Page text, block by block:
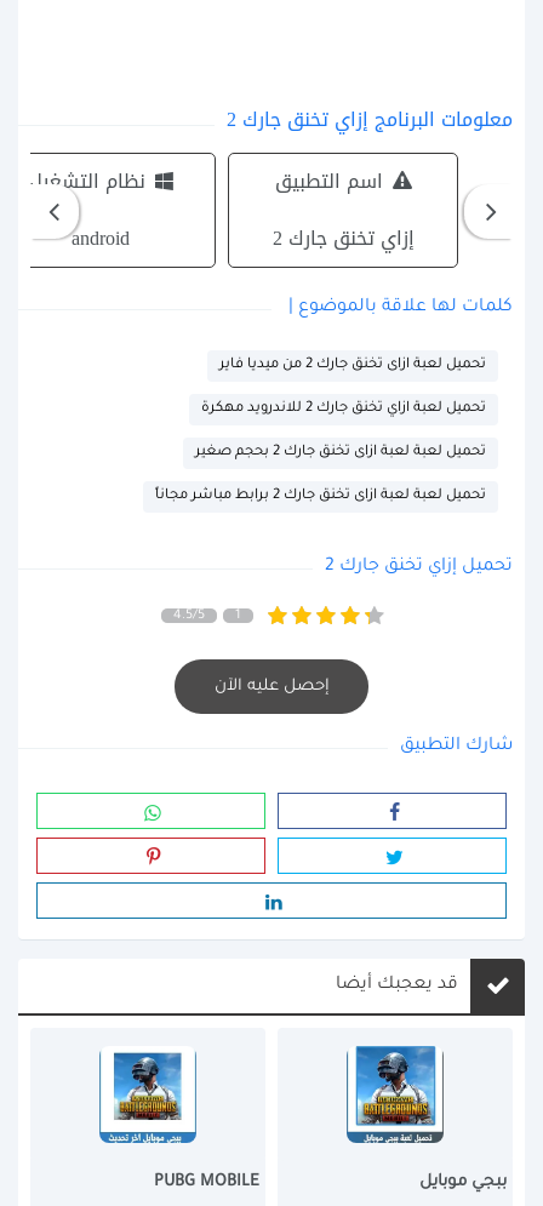
معلومات البرنامج إزاي تخنق جارك 2
اسم التطبيق
إزاي تخنق جارك 2
نظام التشغيل
android
كلمات لها علاقة بالموضوع |
تحميل لعبة ازاى تخنق جارك 2 من ميديا فاير
تحميل لعبة ازاي تخنق جارك 2 للاندرويد مهكرة
تحميل لعبة لعبة ازاى تخنق جارك 2 بحجم صغير
تحميل لعبة لعبة ازاى تخنق جارك 2 برابط مباشر مجاناً
تحميل إزاي تخنق جارك 2
4.5/5 1
إحصل عليه الآن
شارك التطبيق
قد يعجبك أيضا
ببجي موبايل PUBG MOBILE